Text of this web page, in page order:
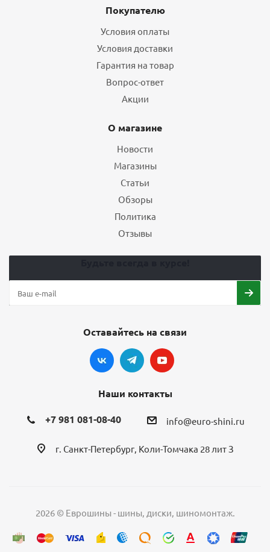
Покупателю
Условия оплаты
Условия доставки
Гарантия на товар
Вопрос-ответ
Акции
О магазине
Новости
Магазины
Статьи
Обзоры
Политика
Отзывы
Оставайтесь на связи
Наши контакты
+7 981 081-08-40 info@euro-shini.ru
г. Санкт-Петербург, Коли-Томчака 28 лит З
2026 © Еврошины - шины, диски, шиномонтаж.